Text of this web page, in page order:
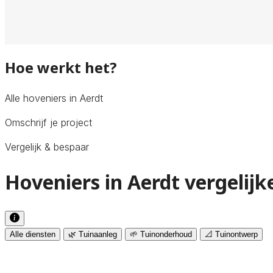
Hoe werkt het?
Alle hoveniers in Aerdt
Omschrijf je project
Vergelijk & bespaar
Hoveniers in Aerdt
Alle diensten 🌿 Tuinaanleg 🌱 Tuinonderhoud 📐 Tuinontwerp